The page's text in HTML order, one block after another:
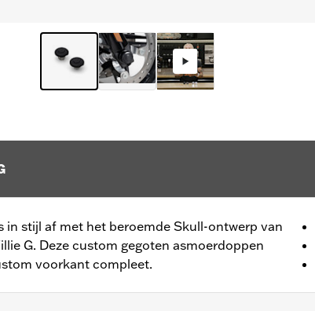
in stijl af met het beroemde Skull-ontwerp van
G. Deze custom gegoten asmoerdoppen
voorkant compleet.